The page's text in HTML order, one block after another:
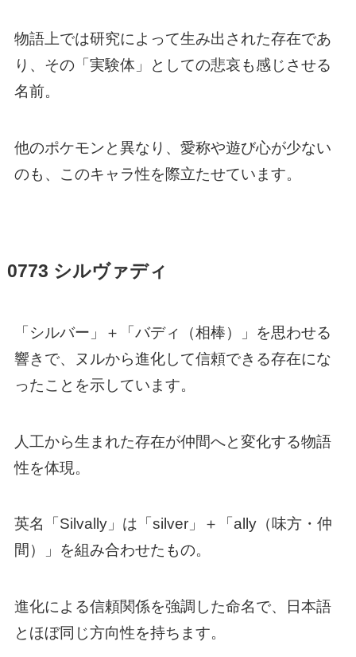
物語上では研究によって生み出された存在であ
り、その「実験体」としての悲哀も感じさせる
名前。
他のポケモンと異なり、愛称や遊び心が少ない
のも、このキャラ性を際立たせています。
0773 シルヴァディ
「シルバー」＋「バディ（相棒）」を思わせる
響きで、ヌルから進化して信頼できる存在にな
ったことを示しています。
人工から生まれた存在が仲間へと変化する物語
性を体現。
英名「Silvally」は「silver」＋「ally（味方・仲
間）」を組み合わせたもの。
進化による信頼関係を強調した命名で、日本語
とほぼ同じ方向性を持ちます。